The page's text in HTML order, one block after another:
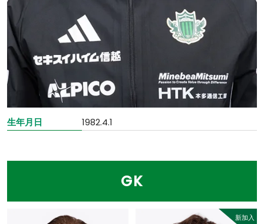
生年月日 1982.4.1
GK
新加入